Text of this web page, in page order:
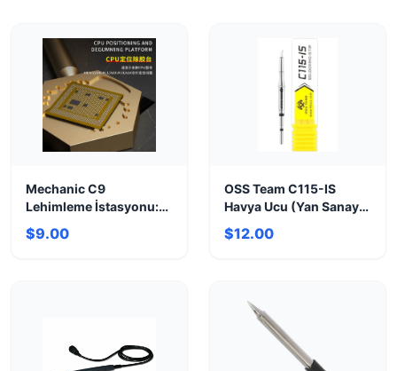
Mechanic C9
Lehimleme İstasyonu:
SMD ve Entegre
Onarımlar İçin
$9.00
OSS Team C115-IS
Havya Ucu (Yan Sanayi)
- Ekonomik &
Performanslı
$12.00